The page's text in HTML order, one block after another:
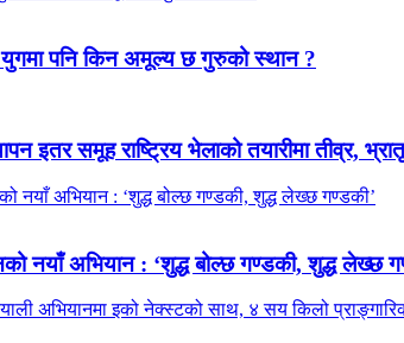
युगमा पनि किन अमूल्य छ गुरुको स्थान ?
इतर समूह राष्ट्रिय भेलाको तयारीमा तीव्र,
नयाँ अभियान : ‘शुद्ध बोल्छ गण्डकी, शुद्ध लेख्छ